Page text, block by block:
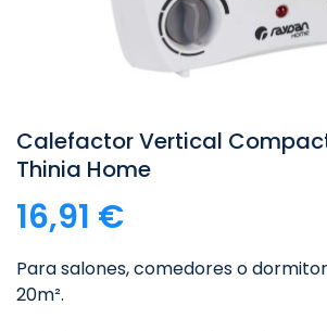
Calefactor Vertical
Thinia Home
16,91 €
Para salones, comedores o
20m².